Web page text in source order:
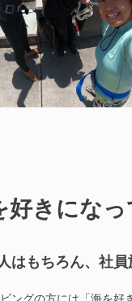
好きになっ
はもちろん、社
ングの方には「海を好